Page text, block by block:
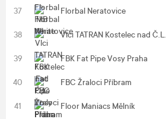
37 Florbal Neratovice
38 Vlci TATRAN Kostelec nad Č.L.
39 FBK Fat Pipe Vosy Praha
40 FBC Žraloci Příbram
41 Floor Maniacs Mělník